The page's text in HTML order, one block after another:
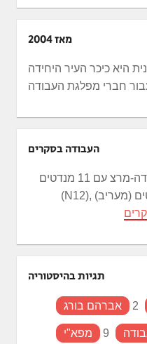
מאז 2004
היא כיכר העיר היחידה
העבודה בסקרים
, העבודה-מרצ עם 11 מנדטים
תגיות בהיסטוריה
אברהם בורג 2
מפא"י 9